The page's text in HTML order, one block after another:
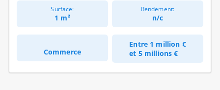
Surface:
1 m²
Rendement:
n/c
Commerce
Entre 1 million €
et 5 millions €